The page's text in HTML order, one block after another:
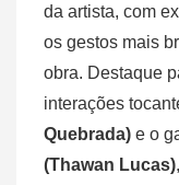
da artista, com
os gestos mais
obra. Destaque
interações
Quebrada) e o
(Thawan Lucas)